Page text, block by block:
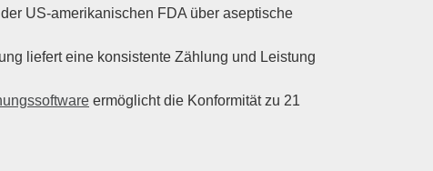
US-amerikanischen FDA über aseptische
liefert eine konsistente Zählung und Leistung
ermöglicht die Konformität zu 21